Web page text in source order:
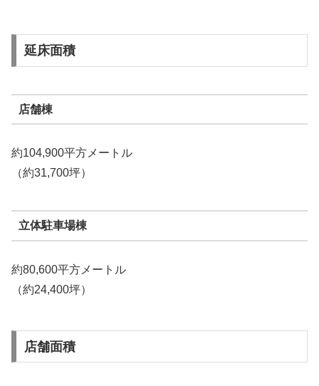
延床面積
店舗棟
約104,900平方メートル
（約31,700坪）
立体駐車場棟
約80,600平方メートル
（約24,400坪）
店舗面積